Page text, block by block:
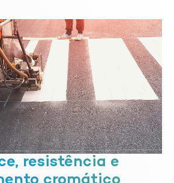
resistência e